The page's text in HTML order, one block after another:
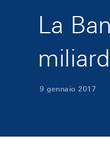
La
9 gennaio 2017